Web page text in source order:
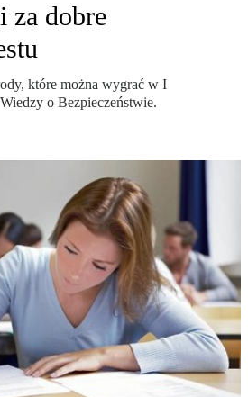
za dobre
które można wygrać w I
o Bezpieczeństwie.